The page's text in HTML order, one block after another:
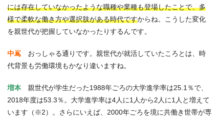
には存在していなかったような職種や業種も登場したことで、多
様で柔軟な働き方や選択肢がある時代ですからね。こうした変化
を親世代が把握していなかったりするんです。
中嶌 おっしゃる通りです。親世代が就活していたころとは、時
代背景も労働環境もかなり違いますね。
増本 親世代が学生だった1988年ごろの大学進学率は25.1％で、
2018年度は53.3％。大学進学率は4人に1人から2人に1人と増えて
います（※2）。さらにいえば、2000年ごろを境に共働き世帯が専